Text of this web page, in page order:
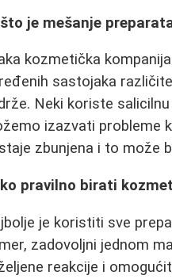
je mešanje
kozmetička
sastojaka
Neki koriste
izazvati probleme
zbunjena i to može
pravilno birati
je koristiti sve
zadovoljni jednom
reakcije i